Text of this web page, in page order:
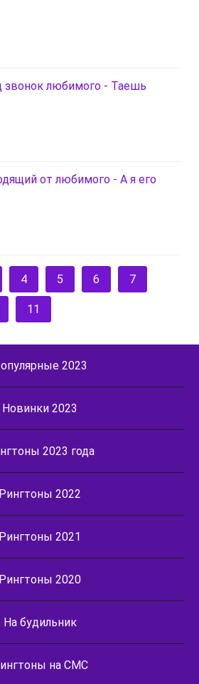
звонок любимого - Таешь
от любимого - А я его
4 5 6 7
11
2023
Новинки 2023
2023 года
Рингтоны 2022
Рингтоны 2021
Рингтоны 2020
На будильник
на СМС